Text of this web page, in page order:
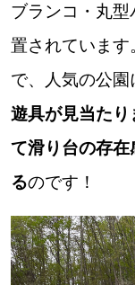
ブランコ・丸
置されています
で、人気の公園
遊具が見当たり
て滑り台の存
るのです！